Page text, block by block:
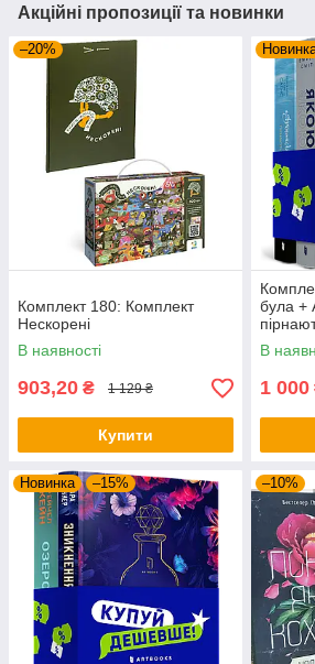
Акційні пропозиції та новинки
–20%
Комплект 180: Комплект
Нескорені
В наявності
903,20 ₴ 1 129 ₴
Купити
була +
Ембер
Аліре
В
1 000
Новинка –15% –10%